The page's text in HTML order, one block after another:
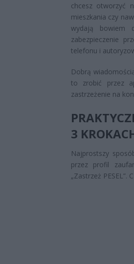
chcesz otworzyć
mieszkania czy
wydają bowiem
zabezpieczenie
telefonu i
Dobrą
to zrobić przez
zastrzeżenie na
3
Najprostszy
przez profil
„Zastrzeż PESEL”.